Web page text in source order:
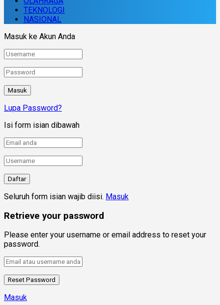
TEKNOLOGI
NASIONAL
Masuk ke Akun Anda
Lupa Password?
Isi form isian dibawah
Seluruh form isian wajib diisi. Masuk
Retrieve your password
Please enter your username or email address to reset your
password.
Masuk